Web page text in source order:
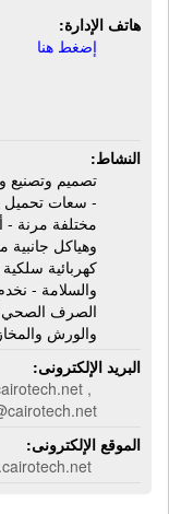
هاتف الإدارة:
إضغط هنا
النشاط:
تصميم وتصنيع
مختلفة مرنة -
وهياكل
كهربائية
والسلامة -
الصرف الصحي
والورش
البريد الإلكترونى:
,
الموقع الإلكترونى: